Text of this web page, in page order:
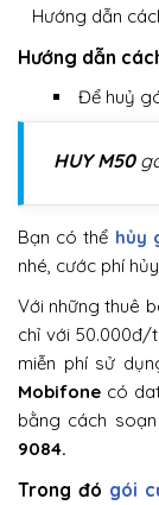
Hướng dẫn
Hướng dẫn
Để huỷ
HUY M50
Bạn có thể hủy
nhé, cước phí
Với những thuê
chỉ với
miễn phí sử
Mobifone có
bằng cách
9084.
Trong đó gói